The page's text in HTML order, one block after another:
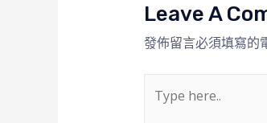
Leave A
發佈留言必須填寫的